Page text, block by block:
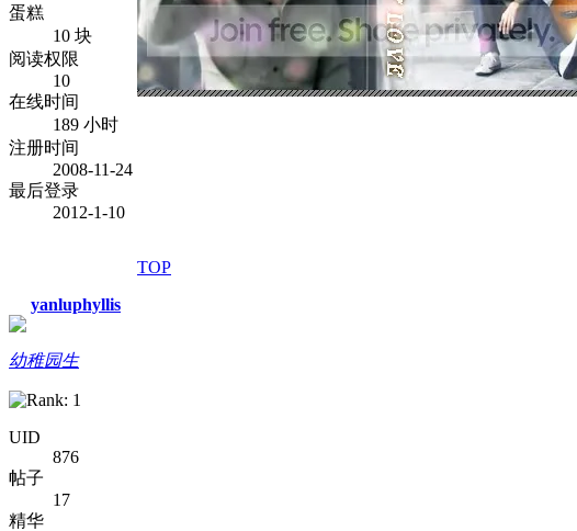
蛋糕
10 块
阅读权限
10
在线时间
189 小时
注册时间
2008-11-24
最后登录
2012-1-10
TOP
yanluphyllis
幼稚园生
UID
876
帖子
17
精华